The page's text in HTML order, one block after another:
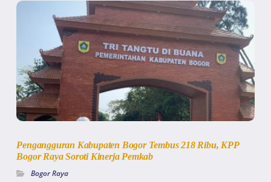
Pengangguran Kabupaten Bogor Tembus 218 Ribu, KPP
Bogor Raya Soroti Kinerja Pemkab
Bogor Raya